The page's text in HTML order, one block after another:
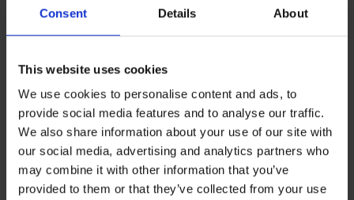
Consent Details About
This website uses cookies
We use cookies to personalise content and ads, to
provide social media features and to analyse our traffic.
We also share information about your use of our site with
our social media, advertising and analytics partners who
may combine it with other information that you’ve
provided to them or that they’ve collected from your use
Munkanapokon 8:00 - 16:00 óra között
06 1 765 4767
Hírlevél